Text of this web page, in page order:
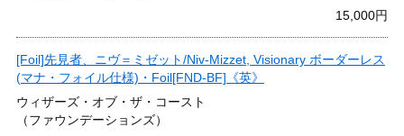
15,000円
[Foil]先見者、ニヴ＝ミゼット/Niv-Mizzet, Visionary ボーダーレス
(マナ・フォイル仕様)・Foil[FND-BF]《英》
ウィザーズ・オブ・ザ・コースト
（ファウンデーションズ）